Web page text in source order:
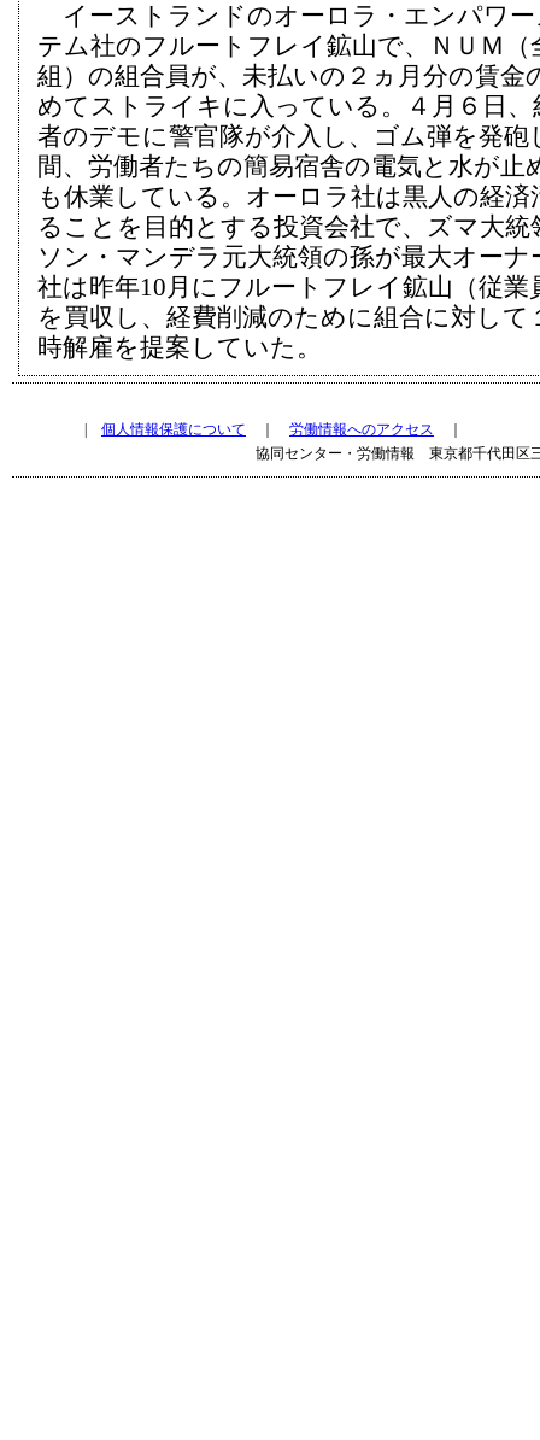
イーストランドのオーロラ・エンパワ
テム社のフルートフレイ鉱山で、ＮＵＭ（
組）の組合員が、未払いの２ヵ月分の賃金
めてストライキに入っている。４月６日、
者のデモに警官隊が介入し、ゴム弾を発砲
間、労働者たちの簡易宿舎の電気と水が止
も休業している。オーロラ社は黒人の経済
ることを目的とする投資会社で、ズマ大
ソン・マンデラ元大統領の孫が最大オーナ
社は昨年10月にフルートフレイ鉱山（従業
を買収し、経費削減のために組合に対して
時解雇を提案していた。
個人情報保護について 労働情報へのアクセス
協同センター・労働情報 東京都千代田区